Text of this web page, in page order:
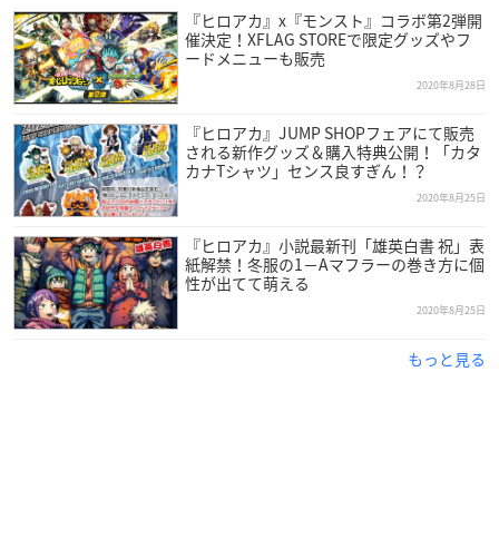
『ヒロアカ』x『モンスト』コラボ第2弾開
催決定！XFLAG STOREで限定グッズやフ
ードメニューも販売
2020年8月28日
『ヒロアカ』JUMP SHOPフェアにて販売
される新作グッズ＆購入特典公開！「カタ
カナTシャツ」センス良すぎん！？
2020年8月25日
『ヒロアカ』小説最新刊「雄英白書 祝」表
紙解禁！冬服の1−Aマフラーの巻き方に個
性が出てて萌える
2020年8月25日
もっと見る